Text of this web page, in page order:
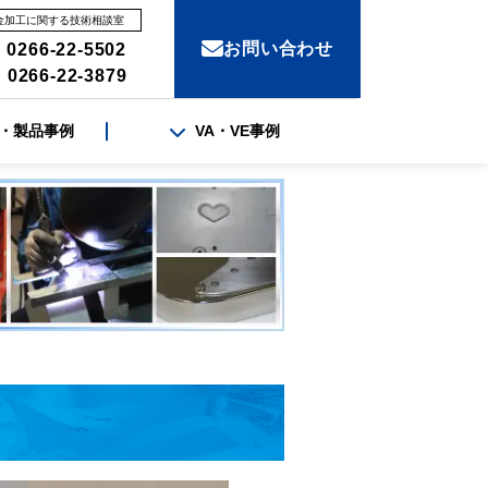
加工に関する技術相談室
0266-22-5502
0266-22-3879
お問い合わせ
製品事例 VA・VE事例